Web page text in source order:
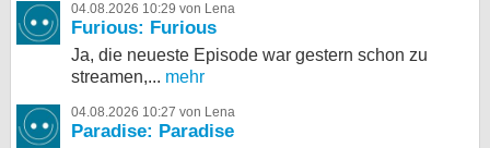
04.08.2026 10:29 von Lena
Furious: Furious
Ja, die neueste Episode war gestern schon zu
streamen,... mehr
04.08.2026 10:27 von Lena
Paradise: Paradise